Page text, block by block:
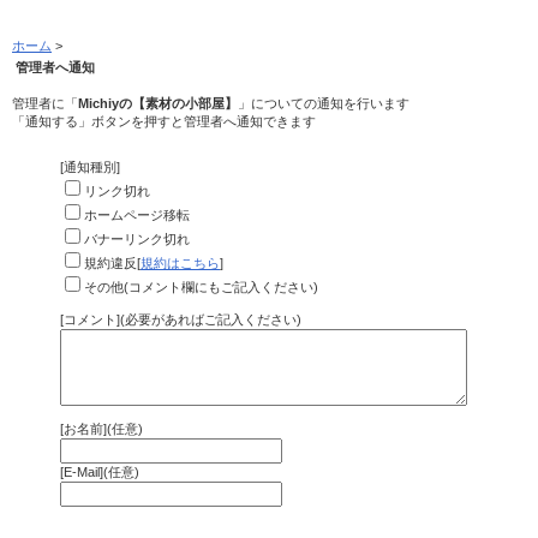
ホーム >
管理者へ通知
管理者に「Michiyの【素材の小部屋】
」についての通知を行います
「通知する」ボタンを押すと管理者へ通知できます
[通知種別]
リンク切れ
ホームページ移転
バナーリンク切れ
規約違反[規約はこちら]
その他(コメント欄にもご記入ください)
[コメント](必要があればご記入ください)
[お名前](任意)
[E-Mail](任意)